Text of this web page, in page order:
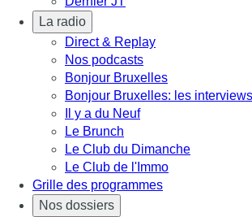
La radio
Direct & Replay
Nos podcasts
Bonjour Bruxelles
Bonjour Bruxelles: les interviews
Il y a du Neuf
Le Brunch
Le Club du Dimanche
Le Club de l'Immo
Grille des programmes
Nos dossiers